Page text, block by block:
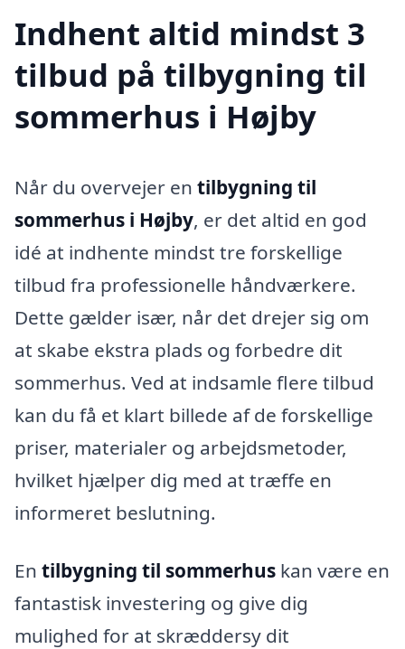
Indhent altid mindst 3
tilbud på tilbygning til
sommerhus i Højby
Når du overvejer en tilbygning til
sommerhus i Højby, er det altid en god
idé at indhente mindst tre forskellige
tilbud fra professionelle håndværkere.
Dette gælder især, når det drejer sig om
at skabe ekstra plads og forbedre dit
sommerhus. Ved at indsamle flere tilbud
kan du få et klart billede af de forskellige
priser, materialer og arbejdsmetoder,
hvilket hjælper dig med at træffe en
informeret beslutning.
En tilbygning til sommerhus kan være en
fantastisk investering og give dig
mulighed for at skræddersy dit